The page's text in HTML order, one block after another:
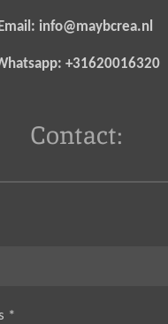
Email: info@maybcrea.nl
+31620016320
Contact:
*